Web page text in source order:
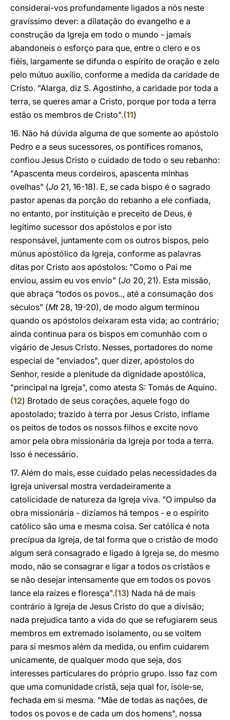
considerai-vos profundamente ligados a nós neste
gravíssimo dever: a dilatação do evangelho e a
construção da Igreja em todo o mundo - jamais
abandoneis o esforço para que, entre o clero e os
fiéis, largamente se difunda o espírito de oração e zelo
pelo mútuo auxílio, conforme a medida da caridade de
Cristo. "Alarga, diz S. Agostinho, a caridade por toda a
terra, se queres amar a Cristo, porque por toda a terra
estão os membros de Cristo".(11)
16. Não há dúvida alguma de que somente ao apóstolo
Pedro e a seus sucessores, os pontífices romanos,
confiou Jesus Cristo o cuidado de todo o seu rebanho:
"Apascenta meus cordeiros, apascenta minhas
ovelhas" (Jo 21, 16-18). E, se cada bispo é o sagrado
pastor apenas da porção do rebanho a ele confiada,
no entanto, por instituição e preceito de Deus, é
legítimo sucessor dos apóstolos e por isto
responsável, juntamente com os outros bispos, pelo
múnus apostólico da Igreja, conforme as palavras
ditas por Cristo aos apóstolos: "Como o Pai me
enviou, assim eu vos envio" (Jo 20, 21). Esta missão,
que abraça "todos os povos.., até a consumação dos
séculos" (Mt28, 19-20), de modo algum terminou
quando os apóstolos deixaram esta vida; ao contrário;
ainda continua para os bispos em comunhão com o
vigário de Jesus Cristo. Nesses, portadores do nome
especial de "enviados", quer dizer, apóstolos do
Senhor, reside a plenitude da dignidade apostólica,
"principal na Igreja", como atesta S: Tomás de Aquino.
(12) Brotado de seus corações, aquele fogo do
apostolado; trazido à terra por Jesus Cristo, inflame
os peitos de todos os nossos filhos e excite novo
amor pela obra missionária da Igreja por toda a terra.
Isso é necessário.
17. Além do mais, esse cuidado pelas necessidades da
Igreja universal mostra verdadeiramente a
catolicidade de natureza da Igreja viva. "O impulso da
obra missionária - dizíamos há tempos - e o espírito
católico são uma e mesma coisa. Ser católica é nota
precípua da Igreja, de tal forma que o cristão de modo
algum será consagrado e ligado à Igreja se, do mesmo
modo, não se consagrar e ligar a todos os cristãos e
se não desejar intensamente que em todos os povos
lance ela raízes e floresça".(13) Nada há de mais
contrário à Igreja de Jesus Cristo do que a divisão;
nada prejudica tanto a vida do que se refugiarem seus
membros em extremado isolamento, ou se voltem
para si mesmos além da medida, ou enfim cuidarem
unicamente, de qualquer modo que seja, dos
interesses particulares do próprio grupo. Isso faz com
que uma comunidade cristã, seja qual for, isole-se,
fechada em si mesma. "Mãe de todas as nações, de
todos os povos e de cada um dos homens", nossa